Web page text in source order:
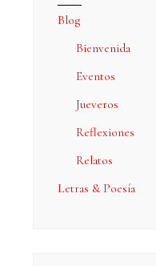
Blog
Bienvenida
Eventos
Jueveros
Reflexiones
Relatos
Letras & Poesía